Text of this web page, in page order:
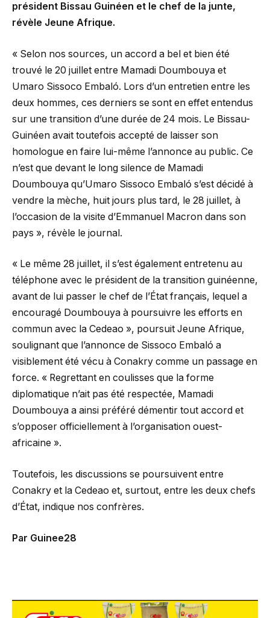
président Bissau Guinéen et le chef de la junte,
révèle Jeune Afrique.
« Selon nos sources, un accord a bel et bien été
trouvé le 20 juillet entre Mamadi Doumbouya et
Umaro Sissoco Embaló. Lors d’un entretien entre les
deux hommes, ces derniers se sont en effet entendus
sur une transition d’une durée de 24 mois. Le Bissau-
Guinéen avait toutefois accepté de laisser son
homologue en faire lui-même l’annonce au public. Ce
n’est que devant le long silence de Mamadi
Doumbouya qu’Umaro Sissoco Embaló s’est décidé à
vendre la mèche, huit jours plus tard, le 28 juillet, à
l’occasion de la visite d’Emmanuel Macron dans son
pays », révèle le journal.
« Le même 28 juillet, il s’est également entretenu au
téléphone avec le président de la transition guinéenne,
avant de lui passer le chef de l’État français, lequel a
encouragé Doumbouya à poursuivre les efforts en
commun avec la Cedeao », poursuit Jeune Afrique,
soulignant que l’annonce de Sissoco Embaló a
visiblement été vécu à Conakry comme un passage en
force. « Regrettant en coulisses que la forme
diplomatique n’ait pas été respectée, Mamadi
Doumbouya a ainsi préféré démentir tout accord et
s’opposer officiellement à l’organisation ouest-
africaine ».
Toutefois, les discussions se poursuivent entre
Conakry et la Cedeao et, surtout, entre les deux chefs
d’État, indique nos confrères.
Par Guinee28